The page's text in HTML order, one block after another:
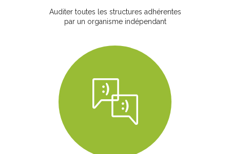
Auditer toutes les structures adhérentes
par un organisme indépendant